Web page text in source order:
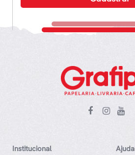
Institucional Ajuda